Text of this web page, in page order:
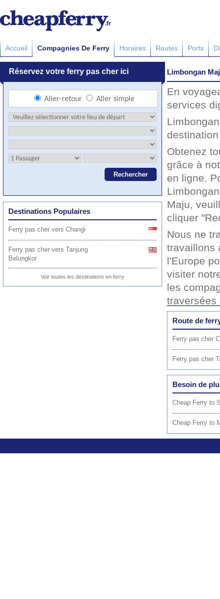
Accueil Compagnies De Ferry Horaires Routes Ports
Destinations Populaires
Ferry pas cher vers Changi
Ferry pas cher vers Tanjung
Belungkor
Voir toutes les destinations en ferry
Limbongan
En
services
Obtenez
grâce à
en ligne.
Maju,
cliquer
Nous ne
travaillons
l'Europe
visiter
les
traversées
Route de
Ferry pas cher
Ferry pas cher
Besoin de
Cheap Ferry to
Cheap Ferry to